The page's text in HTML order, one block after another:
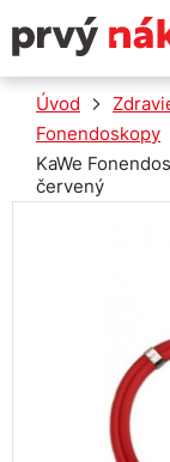
Úvod
Fonendoskopy
KaWe
červený